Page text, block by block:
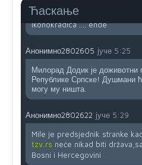
Ћаскање
....i onda su na tenkovima
jedna baba i jedan švercer
ikonokradica .... ende
Анонимно2802605 јуче 5:25
Милорад Додик је доживотни
Републике Српске! Душмани
могу му ништа.
Анонимно2802622 јуче 5:29
Mile je predsjednik stranke
tzv.rs neće nikad biti
Bosni i Hercegovini